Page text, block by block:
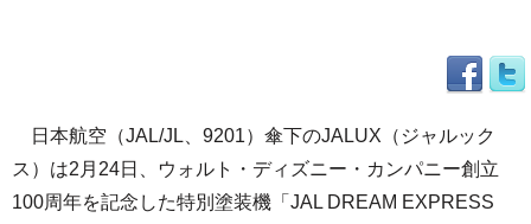
日本航空（JAL/JL、9201）傘下のJALUX（ジャルック
ス）は2月24日、ウォルト・ディズニー・カンパニー創立
100周年を記念した特別塗装機「JAL DREAM EXPRESS